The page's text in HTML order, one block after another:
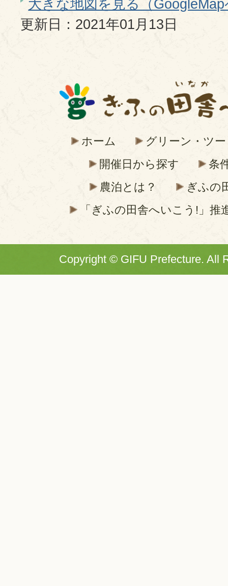
大きな地図を見る（
更新日：2021年01月13日
ホーム
グリーン・ツ
開催日から探す
条
農泊とは？
ぎふの
「ぎふの田舎へいこう!」推
Copyright © GIFU Prefecture. All